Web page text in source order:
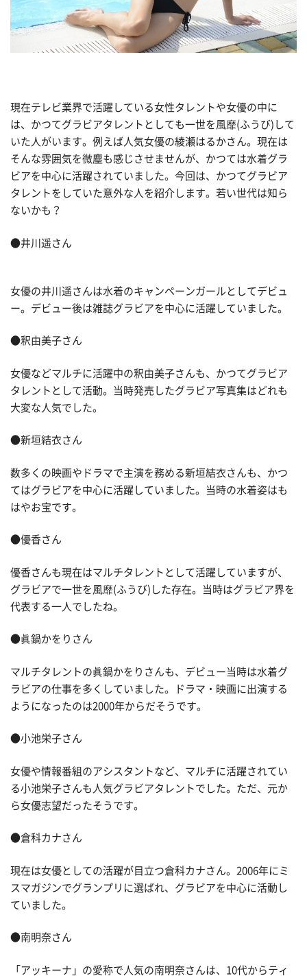
現在テレビ業界で活躍している女性タレントや女優の中に
は、かつてグラビアタレントとしても一世を風靡(ふうび)して
いた人がいます。例えば人気女優の綾瀬はるかさん。現在は
そんな雰囲気を微塵も感じさせませんが、かつては水着グラ
ビアを中心に活躍されていました。今回は、かつてグラビア
タレントをしていた意外な人を紹介します。若い世代は知ら
ないかも？
●井川遥さん
女優の井川遥さんは水着のキャンペーンガールとしてデビュ
ー。デビュー後は雑誌グラビアを中心に活躍していました。
●釈由美子さん
女優などマルチに活躍中の釈由美子さんも、かつてグラビア
タレントとして活動。当時発売したグラビア写真集はどれも
大変な人気でした。
●新垣結衣さん
数多くの映画やドラマで主演を務める新垣結衣さんも、かつ
てはグラビアを中心に活躍していました。当時の水着姿はも
はやお宝です。
●優香さん
優香さんも現在はマルチタレントとして活躍していますが、
グラビアで一世を風靡(ふうび)した存在。当時はグラビア界を
代表する一人でしたね。
●眞鍋かをりさん
マルチタレントの眞鍋かをりさんも、デビュー当時は水着グ
ラビアの仕事を多くしていました。ドラマ・映画に出演する
ようになったのは2000年からだそうです。
●小池栄子さん
女優や情報番組のアシスタントなど、マルチに活躍されてい
る小池栄子さんも人気グラビアタレントでした。ただ、元か
ら女優志望だったそうです。
●倉科カナさん
現在は女優としての活躍が目立つ倉科カナさん。2006年にミ
スマガジンでグランプリに選ばれ、グラビアを中心に活動し
ていました。
●南明奈さん
「アッキーナ」の愛称で人気の南明奈さんは、10代からティ